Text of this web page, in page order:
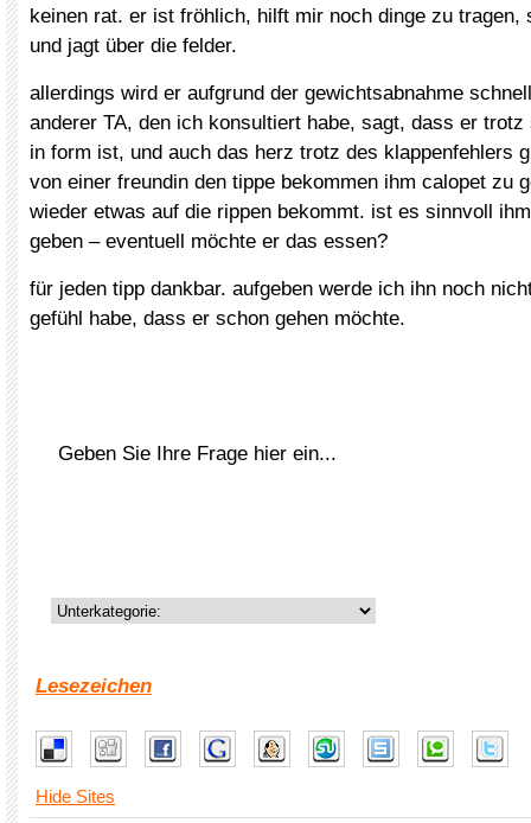
keinen rat. er ist fröhlich, hilft mir noch dinge zu tragen,
und jagt über die felder.
allerdings wird er aufgrund der gewichtsabnahme
anderer TA, den ich konsultiert habe, sagt, dass er
in form ist, und auch das herz trotz des klappenfehlers
von einer freundin den tippe bekommen ihm calopet zu
wieder etwas auf die rippen bekommt. ist es sinnvoll
geben – eventuell möchte er das essen?
für jeden tipp dankbar. aufgeben werde ich ihn noch
gefühl habe, dass er schon gehen möchte.
Lesezeichen
Hide Sites